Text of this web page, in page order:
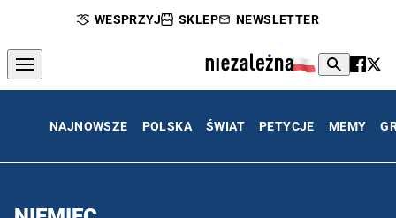
WESPRZYJ SKLEP NEWSLETTER
NAJNOWSZE POLSKA ŚWIAT PETYCJE MEMY